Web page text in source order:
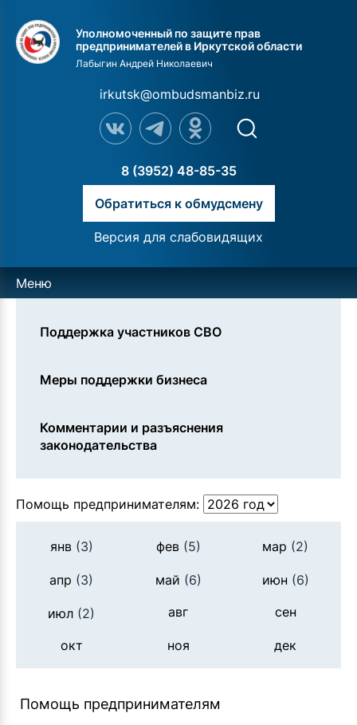
Уполномоченный по защите прав
предпринимателей в Иркутской области
Лабыгин Андрей Николаевич
irkutsk@ombudsmanbiz.ru
8 (3952) 48-85-35
Обратиться к обмудсмену
Версия для слабовидящих
Меню
Поддержка участников СВО
Меры поддержки бизнеса
Комментарии и разъяснения
законодательства
Помощь предпринимателям:
янв(3) фев(5) мар (2)
апр (3) май (6) июн (6)
июл (2) авг сен
окт ноя дек
Помощь предпринимателям